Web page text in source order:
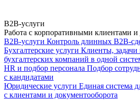
B2B-услуги
Работа с корпоративными клиентами
B2B-услуги Контроль длинных B2B-
Бухгалтерские услуги Клиенты,
бухгалтерских компаний в одной
HR и подбор персонала Подбор
с кандидатами
Юридические услуги Единая система
с клиентами и документооборота